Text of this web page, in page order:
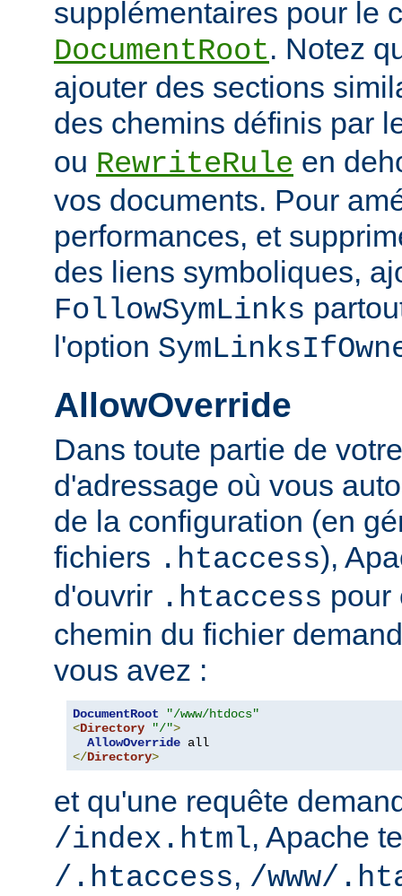
supplémentaires pour le
DocumentRoot. Notez
ajouter des sections
des chemins définis par
ou RewriteRule en
vos documents. Pour
performances, et
des liens symboliques,
FollowSymLinks
l'option
AllowOverride
Dans toute partie de
d'adressage où vous
de la configuration (en
fichiers .htaccess),
d'ouvrir .htaccess pour
chemin du fichier
vous avez :
DocumentRoot
"/www/htdocs"
<Directory "/">
AllowOverride
</Directory>
et qu'une requête
/index.html, Apache
/.htaccess, /www/